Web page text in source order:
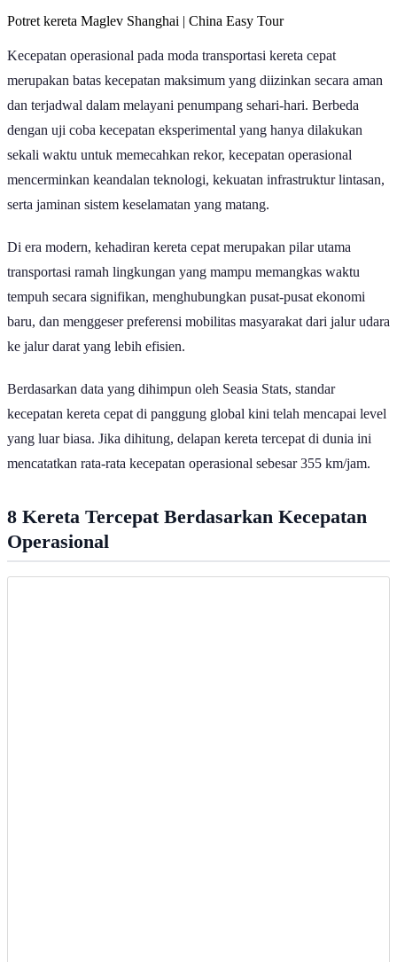
Potret kereta Maglev Shanghai | China Easy Tour
Kecepatan operasional pada moda transportasi kereta cepat
merupakan batas kecepatan maksimum yang diizinkan secara aman
dan terjadwal dalam melayani penumpang sehari-hari. Berbeda
dengan uji coba kecepatan eksperimental yang hanya dilakukan
sekali waktu untuk memecahkan rekor, kecepatan operasional
mencerminkan keandalan teknologi, kekuatan infrastruktur lintasan,
serta jaminan sistem keselamatan yang matang.
Di era modern, kehadiran kereta cepat merupakan pilar utama
transportasi ramah lingkungan yang mampu memangkas waktu
tempuh secara signifikan, menghubungkan pusat-pusat ekonomi
baru, dan menggeser preferensi mobilitas masyarakat dari jalur udara
ke jalur darat yang lebih efisien.
Berdasarkan data yang dihimpun oleh Seasia Stats, standar
kecepatan kereta cepat di panggung global kini telah mencapai level
yang luar biasa. Jika dihitung, delapan kereta tercepat di dunia ini
mencatatkan rata-rata kecepatan operasional sebesar 355 km/jam.
8 Kereta Tercepat Berdasarkan Kecepatan
Operasional